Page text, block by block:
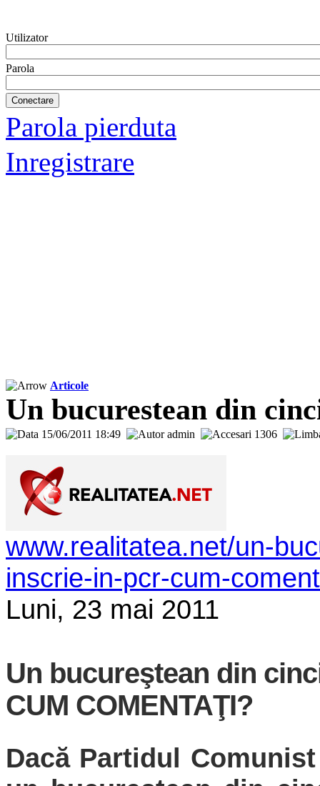
Utilizator
Parola
Parola pierduta
Inregistrare
Articole
Un bucurestean din
15/06/2011 18:49 admin 1306
www.realitatea.net/un-
inscrie-in-pcr-cum-
Luni, 23 mai 2011
Un bucureştean din
CUM COMENTAŢI?
Dacă Partidul